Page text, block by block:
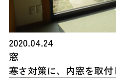
2020.04.24
窓
寒さ対策に、内窓を取付